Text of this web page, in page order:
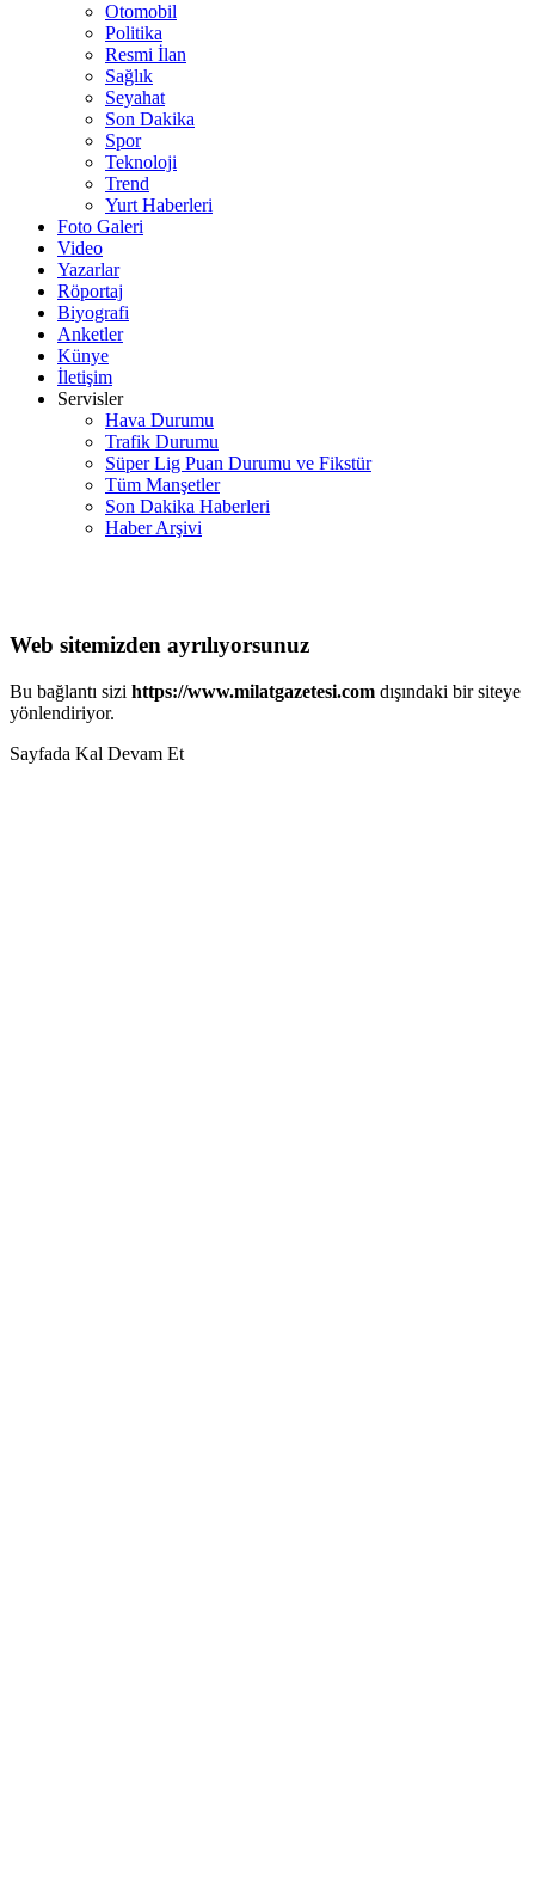
Otomobil
Politika
Resmi İlan
Sağlık
Seyahat
Son Dakika
Spor
Teknoloji
Trend
Yurt Haberleri
Foto Galeri
Video
Yazarlar
Röportaj
Biyografi
Anketler
Künye
İletişim
Servisler
Hava Durumu
Trafik Durumu
Süper Lig Puan Durumu ve Fikstür
Tüm Manşetler
Son Dakika Haberleri
Haber Arşivi
Web sitemizden ayrılıyorsunuz
Bu bağlantı sizi https://www.milatgazetesi.com dışındaki bir siteye
yönlendiriyor.
Sayfada Kal Devam Et